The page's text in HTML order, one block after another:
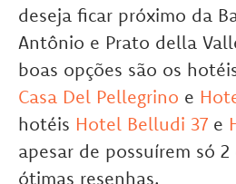
deseja ficar próximo da
Antônio e Prato della
boas opções são os
Casa Del Pellegrino e
hotéis Hotel Belludi 37 e
apesar de possuírem só
ótimas resenhas.